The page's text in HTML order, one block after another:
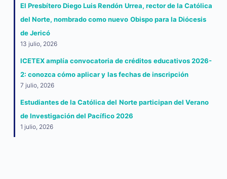
El Presbítero Diego Luis Rendón Urrea, rector de la Católica
del Norte, nombrado como nuevo Obispo para la Diócesis
de Jericó
13 julio, 2026
ICETEX amplía convocatoria de créditos educativos 2026-
2: conozca cómo aplicar y las fechas de inscripción
7 julio, 2026
Estudiantes de la Católica del Norte participan del Verano
de Investigación del Pacífico 2026
1 julio, 2026